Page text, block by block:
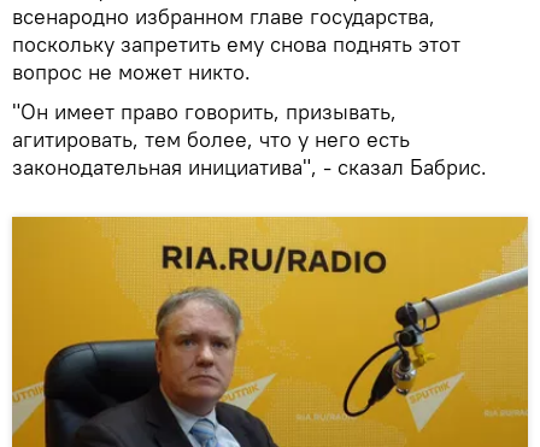
всенародно избранном главе государства,
поскольку запретить ему снова поднять этот
вопрос не может никто.
"Он имеет право говорить, призывать,
агитировать, тем более, что у него есть
законодательная инициатива", - сказал Бабрис.